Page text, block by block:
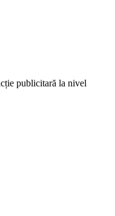
publicitară la nivel